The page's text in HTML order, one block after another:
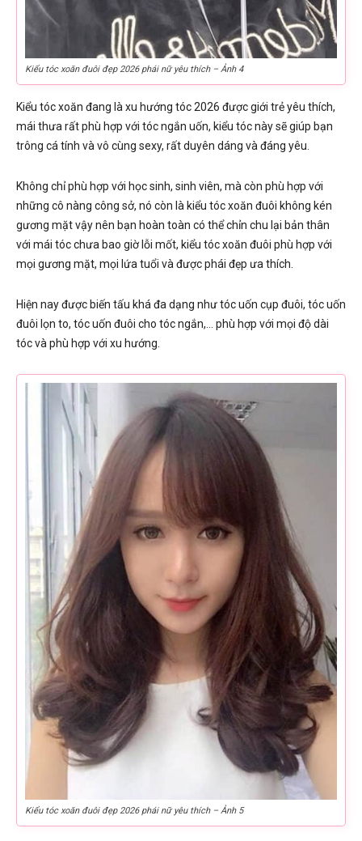
Kiểu tóc xoăn đuôi đẹp 2026 phái nữ yêu thích – Ảnh 4
Kiểu tóc xoăn đang là xu hướng tóc 2026 được giới trẻ yêu thích,
mái thưa rất phù hợp với tóc ngắn uốn, kiểu tóc này sẽ giúp bạn
trông cá tính và vô cùng sexy, rất duyên dáng và đáng yêu.
Không chỉ phù hợp với học sinh, sinh viên, mà còn phù hợp với
những cô nàng công sở, nó còn là kiểu tóc xoăn đuôi không kén
gương mặt vậy nên bạn hoàn toàn có thể chỉn chu lại bản thân
với mái tóc chưa bao giờ lỗi mốt, kiểu tóc xoăn đuôi phù hợp với
mọi gương mặt, mọi lứa tuổi và được phái đẹp ưa thích.
Hiện nay được biến tấu khá đa dạng như tóc uốn cụp đuôi, tóc uốn
đuôi lọn to, tóc uốn đuôi cho tóc ngắn,… phù hợp với mọi độ dài
tóc và phù hợp với xu hướng.
Kiểu tóc xoăn đuôi đẹp 2026 phái nữ yêu thích – Ảnh 5